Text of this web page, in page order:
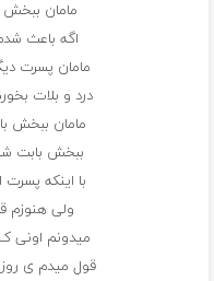
مامان ببخش
اگه باعث
مامان پسرت
درد و بلات
مامان ببخش
ببخش بابت
با اینکه
ولی هنوزم
میدونم اونی
قول میدم ی